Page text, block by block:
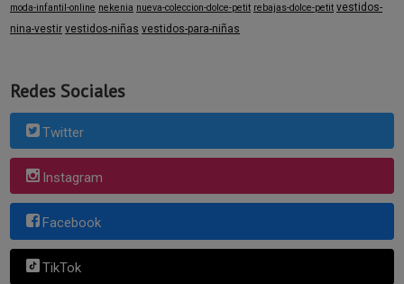
moda-infantil-online nekenia nueva-coleccion-dolce-petit rebajas-dolce-petit vestidos-
nina-vestir vestidos-niñas vestidos-para-niñas
Redes Sociales
Twitter
Instagram
Facebook
TikTok